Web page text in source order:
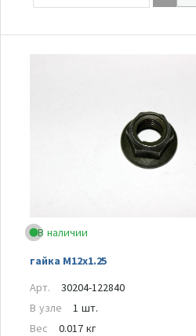
В наличии
гайка M12x1.25
Арт.
30204-122840
В узле
1 шт.
Вес
0.017 кг